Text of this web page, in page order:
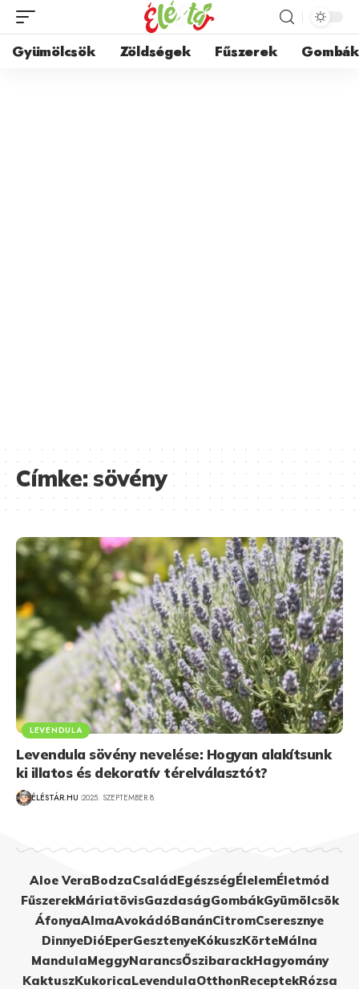
Gyümölcsök Zöldségek Fűszerek Gombák
Címke:sövény
LEVENDULA
Levendula sövény nevelése: Hogyan alakítsunk
ki illatos és dekoratív térelválasztót?
ÉLÉSTÁR.HU 2025. SZEPTEMBER 8.
Aloe VeraBodzaCsaládEgészségÉlelemÉletmód
FűszerekMáriatövisGazdaságGombákGyümölcsök
ÁfonyaAlmaAvokádóBanánCitromCseresznye
DinnyeDióEperGesztenyeKókuszKörteMálna
MandulaMeggyNarancsŐszibarackHagyomány
KaktuszKukoricaLevendulaOtthonReceptekRózsa